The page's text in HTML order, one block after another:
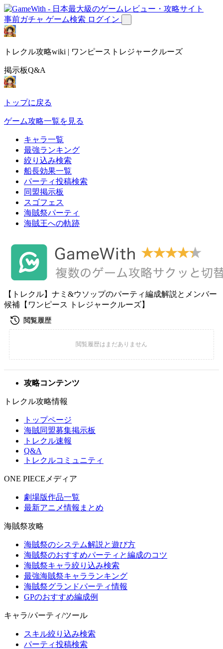
事前ガチャ ゲーム検索 ログイン
トレクル攻略wiki | ワンピーストレジャークルーズ
掲示板Q&A
トップに戻る
ゲーム攻略一覧を見る
キャラ一覧
最強ランキング
絞り込み検索
船長効果一覧
パーティ投稿検索
同盟掲示板
スゴフェス
海賊祭パーティ
海賊王への軌跡
【トレクル】ナミ&ウソップのパーティ編成解説とメンバー
候補【ワンピース トレジャークルーズ】
攻略コンテンツ
トレクル攻略情報
トップページ
海賊同盟募集掲示板
トレクル速報
Q&A
トレクルコミュニティ
ONE PIECEメディア
劇場版作品一覧
最新アニメ情報まとめ
海賊祭攻略
海賊祭のシステム解説と遊び方
海賊祭のおすすめパーティと編成のコツ
海賊祭キャラ絞り込み検索
最強海賊祭キャラランキング
海賊祭グランドパーティ情報
GPのおすすめ編成例
キャラ/パーティ/ツール
スキル絞り込み検索
パーティ投稿検索